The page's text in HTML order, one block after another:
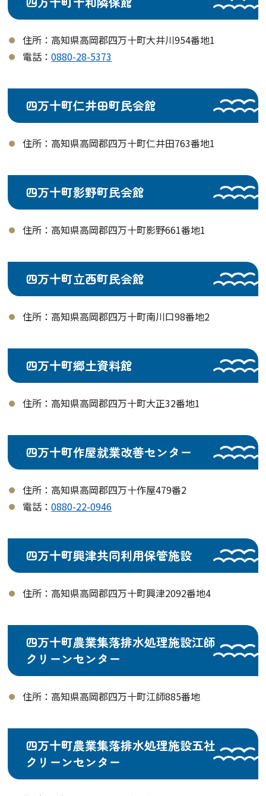
住所：高知県高岡郡四万十町大井川954番地1
電話：0880-28-5373
四万十町仁井田町民会館
住所：高知県高岡郡四万十町仁井田763番地1
四万十町影野町民会館
住所：高知県高岡郡四万十町影野661番地1
四万十町立西町民会館
住所：高知県高岡郡四万十町南川口98番地2
四万十町郷土資料館
住所：高知県高岡郡四万十町大正32番地1
四万十町作屋就業改善センター
住所：高知県高岡郡四万十作屋479番2
電話：0880-22-0946
四万十町興津共同利用保管施設
住所：高知県高岡郡四万十町興津2092番地4
四万十町農業集落排水処理施設江師
クリーンセンター
住所：高知県高岡郡四万十町江師885番地
四万十町農業集落排水処理施設五社
クリーンセンター